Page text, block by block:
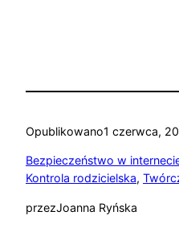
Opublikowano1 czerwca,
Bezpieczeństwo w
Kontrola rodzicielska,
przezJoanna Ryńska